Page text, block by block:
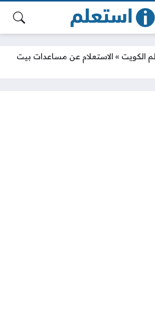
الكويت » الاستعلام عن مساعدات بيت